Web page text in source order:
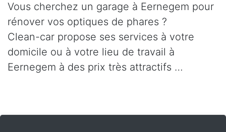
Vous cherchez un garage à Eernegem pour
rénover vos optiques de phares ?
Clean-car propose ses services à votre
domicile ou à votre lieu de travail à
Eernegem à des prix très attractifs …